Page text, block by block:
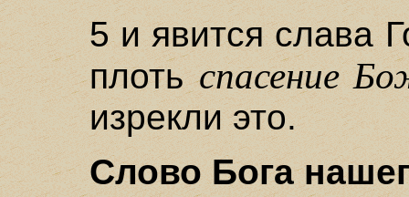
5 и явится слава
плотьспасение
изрекли это.
Слово Бога